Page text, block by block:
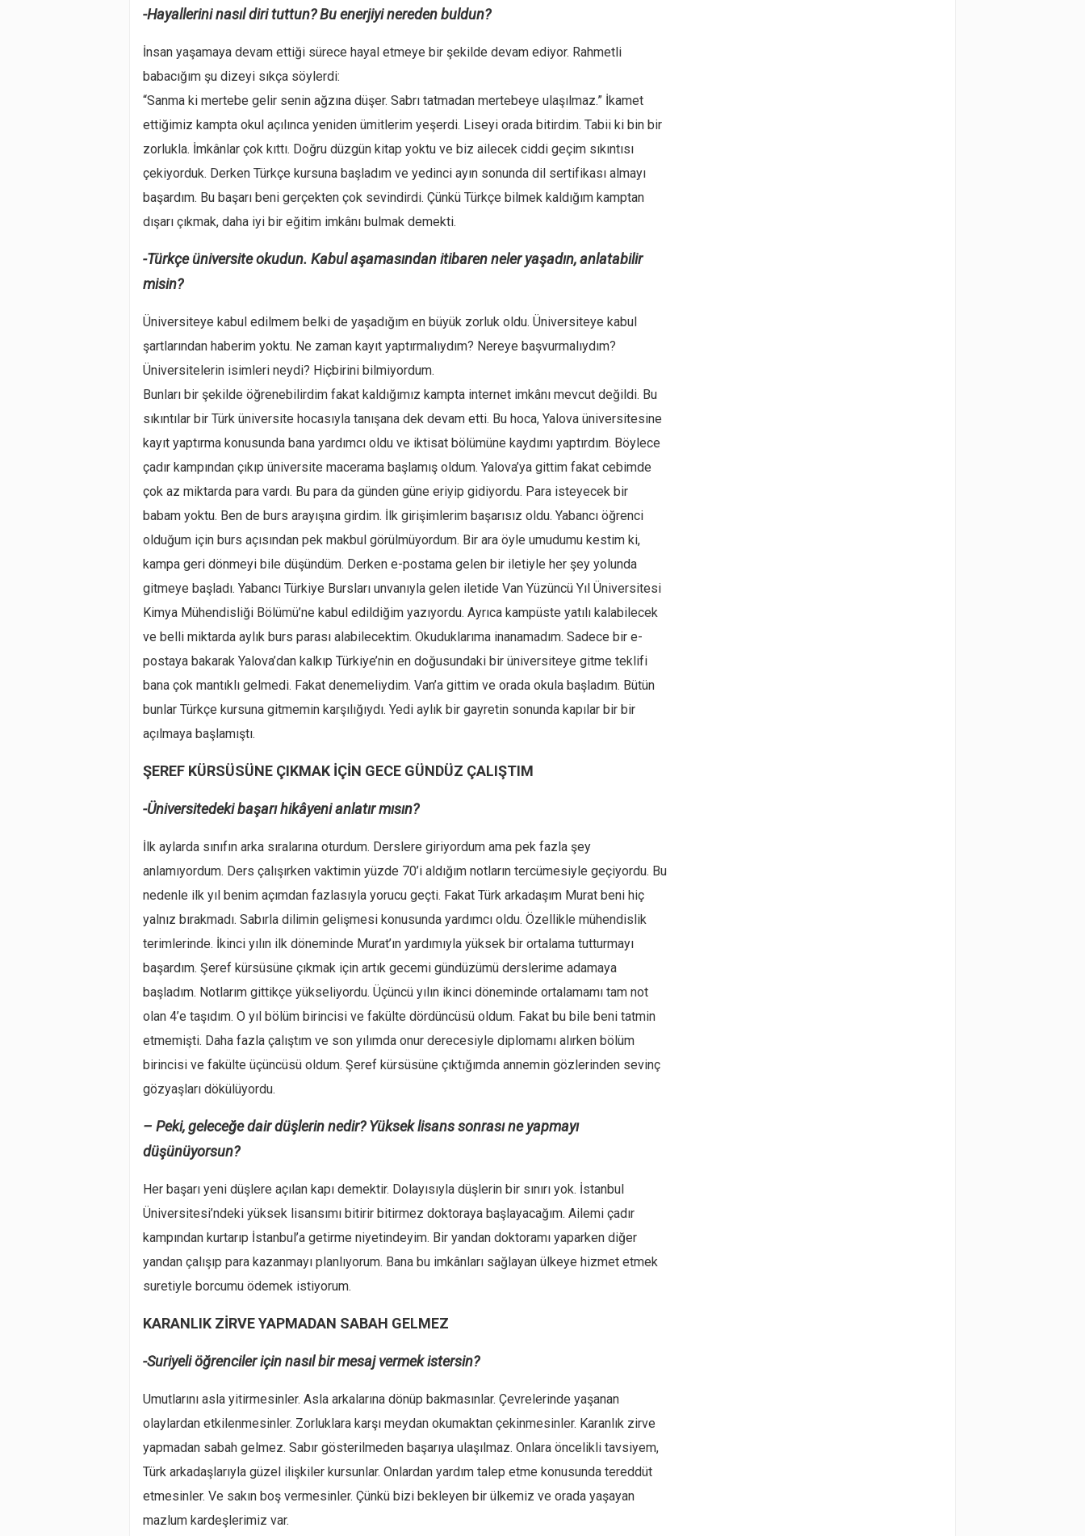
-Hayallerini nasıl diri tuttun? Bu enerjiyi nereden buldun?
İnsan yaşamaya devam ettiği sürece hayal etmeye bir şekilde devam ediyor. Rahmetli
babacığım şu dizeyi sıkça söylerdi:
“Sanma ki mertebe gelir senin ağzına düşer. Sabrı tatmadan mertebeye ulaşılmaz.” İkamet
ettiğimiz kampta okul açılınca yeniden ümitlerim yeşerdi. Liseyi orada bitirdim. Tabii ki bin bir
zorlukla. İmkânlar çok kıttı. Doğru düzgün kitap yoktu ve biz ailecek ciddi geçim sıkıntısı
çekiyorduk. Derken Türkçe kursuna başladım ve yedinci ayın sonunda dil sertifikası almayı
başardım. Bu başarı beni gerçekten çok sevindirdi. Çünkü Türkçe bilmek kaldığım kamptan
dışarı çıkmak, daha iyi bir eğitim imkânı bulmak demekti.
-Türkçe üniversite okudun. Kabul aşamasından itibaren neler yaşadın, anlatabilir
misin?
Üniversiteye kabul edilmem belki de yaşadığım en büyük zorluk oldu. Üniversiteye kabul
şartlarından haberim yoktu. Ne zaman kayıt yaptırmalıydım? Nereye başvurmalıydım?
Üniversitelerin isimleri neydi? Hiçbirini bilmiyordum.
Bunları bir şekilde öğrenebilirdim fakat kaldığımız kampta internet imkânı mevcut değildi. Bu
sıkıntılar bir Türk üniversite hocasıyla tanışana dek devam etti. Bu hoca, Yalova üniversitesine
kayıt yaptırma konusunda bana yardımcı oldu ve iktisat bölümüne kaydımı yaptırdım. Böylece
çadır kampından çıkıp üniversite macerama başlamış oldum. Yalova’ya gittim fakat cebimde
çok az miktarda para vardı. Bu para da günden güne eriyip gidiyordu. Para isteyecek bir
babam yoktu. Ben de burs arayışına girdim. İlk girişimlerim başarısız oldu. Yabancı öğrenci
olduğum için burs açısından pek makbul görülmüyordum. Bir ara öyle umudumu kestim ki,
kampa geri dönmeyi bile düşündüm. Derken e-postama gelen bir iletiyle her şey yolunda
gitmeye başladı. Yabancı Türkiye Bursları unvanıyla gelen iletide Van Yüzüncü Yıl Üniversitesi
Kimya Mühendisliği Bölümü’ne kabul edildiğim yazıyordu. Ayrıca kampüste yatılı kalabilecek
ve belli miktarda aylık burs parası alabilecektim. Okuduklarıma inanamadım. Sadece bir e-
postaya bakarak Yalova’dan kalkıp Türkiye’nin en doğusundaki bir üniversiteye gitme teklifi
bana çok mantıklı gelmedi. Fakat denemeliydim. Van’a gittim ve orada okula başladım. Bütün
bunlar Türkçe kursuna gitmemin karşılığıydı. Yedi aylık bir gayretin sonunda kapılar bir bir
açılmaya başlamıştı.
ŞEREF KÜRSÜSÜNE ÇIKMAK İÇİN GECE GÜNDÜZ ÇALIŞTIM
-Üniversitedeki başarı hikâyeni anlatır mısın?
İlk aylarda sınıfın arka sıralarına oturdum. Derslere giriyordum ama pek fazla şey
anlamıyordum. Ders çalışırken vaktimin yüzde 70’i aldığım notların tercümesiyle geçiyordu. Bu
nedenle ilk yıl benim açımdan fazlasıyla yorucu geçti. Fakat Türk arkadaşım Murat beni hiç
yalnız bırakmadı. Sabırla dilimin gelişmesi konusunda yardımcı oldu. Özellikle mühendislik
terimlerinde. İkinci yılın ilk döneminde Murat’ın yardımıyla yüksek bir ortalama tutturmayı
başardım. Şeref kürsüsüne çıkmak için artık gecemi gündüzümü derslerime adamaya
başladım. Notlarım gittikçe yükseliyordu. Üçüncü yılın ikinci döneminde ortalamamı tam not
olan 4’e taşıdım. O yıl bölüm birincisi ve fakülte dördüncüsü oldum. Fakat bu bile beni tatmin
etmemişti. Daha fazla çalıştım ve son yılımda onur derecesiyle diplomamı alırken bölüm
birincisi ve fakülte üçüncüsü oldum. Şeref kürsüsüne çıktığımda annemin gözlerinden sevinç
gözyaşları dökülüyordu.
– Peki, geleceğe dair düşlerin nedir? Yüksek lisans sonrası ne yapmayı
düşünüyorsun?
Her başarı yeni düşlere açılan kapı demektir. Dolayısıyla düşlerin bir sınırı yok. İstanbul
Üniversitesi’ndeki yüksek lisansımı bitirir bitirmez doktoraya başlayacağım. Ailemi çadır
kampından kurtarıp İstanbul’a getirme niyetindeyim. Bir yandan doktoramı yaparken diğer
yandan çalışıp para kazanmayı planlıyorum. Bana bu imkânları sağlayan ülkeye hizmet etmek
suretiyle borcumu ödemek istiyorum.
KARANLIK ZİRVE YAPMADAN SABAH GELMEZ
-Suriyeli öğrenciler için nasıl bir mesaj vermek istersin?
Umutlarını asla yitirmesinler. Asla arkalarına dönüp bakmasınlar. Çevrelerinde yaşanan
olaylardan etkilenmesinler. Zorluklara karşı meydan okumaktan çekinmesinler. Karanlık zirve
yapmadan sabah gelmez. Sabır gösterilmeden başarıya ulaşılmaz. Onlara öncelikli tavsiyem,
Türk arkadaşlarıyla güzel ilişkiler kursunlar. Onlardan yardım talep etme konusunda tereddüt
etmesinler. Ve sakın boş vermesinler. Çünkü bizi bekleyen bir ülkemiz ve orada yaşayan
mazlum kardeşlerimiz var.